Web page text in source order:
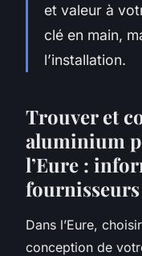
et valeur à
clé en main,
l’installation.
Trouver et
aluminium
l’Eure :
Dans l’Eure,
conception de